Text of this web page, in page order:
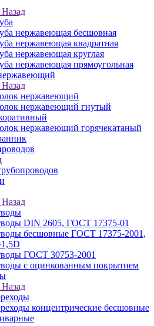
Назад
нержавеющая бесшовная
нержавеющая квадратная
нержавеющая круглая
нержавеющая прямоугольная
Назад
нержавеющий
нержавеющий гнутый
нержавеющий горячекатаный
Назад
DIN 2605, ГОСТ 17375-01
бесшовные ГОСТ 17375-2001,
ГОСТ 30753-2001
с оцинкованным покрытием
Назад
концентрические бесшовные